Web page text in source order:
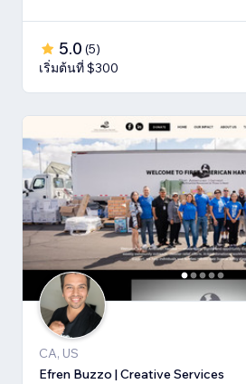
5.0 (5)
เริ่มต้นที่ $300
CA, US
Efren Buzzo | Creative Services